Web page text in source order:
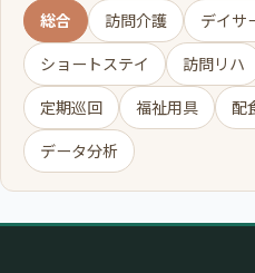
総合 訪問介護 デイサ
ショートステイ
訪問リハ
定期巡回
福祉用具 配
データ分析